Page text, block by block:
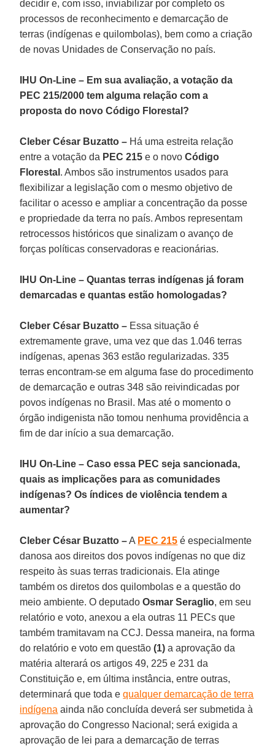
decidir e, com isso, inviabilizar por completo os
processos de reconhecimento e demarcação de
terras (indígenas e quilombolas), bem como a criação
de novas Unidades de Conservação no país.
IHU On-Line – Em sua avaliação, a votação da
PEC 215/2000 tem alguma relação com a
proposta do novo Código Florestal?
Cleber César Buzatto – Há uma estreita relação
entre a votação da PEC 215e o novoCódigo
Florestal . Ambos são instrumentos usados para
flexibilizar a legislação com o mesmo objetivo de
facilitar o acesso e ampliar a concentração da posse
e propriedade da terra no país. Ambos representam
retrocessos históricos que sinalizam o avanço de
forças políticas conservadoras e reacionárias.
IHU On-Line – Quantas terras indígenas já foram
demarcadas e quantas estão homologadas?
Cleber César Buzatto – Essa situação é
extremamente grave, uma vez que das 1.046 terras
indígenas, apenas 363 estão regularizadas. 335
terras encontram-se em alguma fase do procedimento
de demarcação e outras 348 são reivindicadas por
povos indígenas no Brasil. Mas até o momento o
órgão indigenista não tomou nenhuma providência a
fim de dar início a sua demarcação.
IHU On-Line – Caso essa PEC seja sancionada,
quais as implicações para as comunidades
indígenas? Os índices de violência tendem a
aumentar?
Cleber César Buzatto –A PEC 215 é especialmente
danosa aos direitos dos povos indígenas no que diz
respeito às suas terras tradicionais. Ela atinge
também os diretos dos quilombolas e a questão do
meio ambiente. O deputadoOsmar Seraglio, em seu
relatório e voto, anexou a ela outras 11 PECs que
também tramitavam na CCJ. Dessa maneira, na forma
do relatório e voto em questão(1)a aprovação da
matéria alterará os artigos 49, 225 e 231 da
Constituição e, em última instância, entre outras,
determinará que toda equalquer demarcação de terra
indígena ainda não concluída deverá ser submetida à
aprovação do Congresso Nacional; será exigida a
aprovação de lei para a demarcação de terras